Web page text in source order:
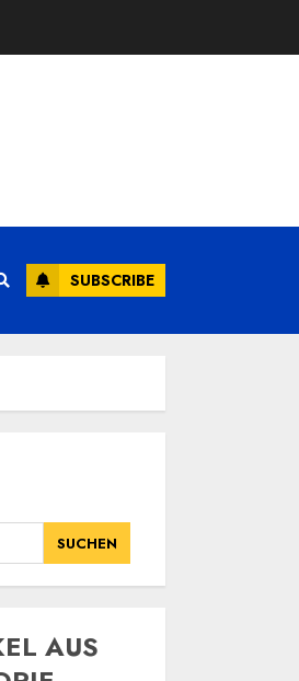
SUBSCRIBE
SUCHEN
AUS